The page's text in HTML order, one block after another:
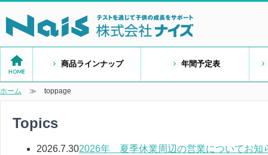
商品ラインナップ 年間予定表
ホーム ≫ toppage
Topics
2026.7.302026年 夏季休業周辺の営業についてお知